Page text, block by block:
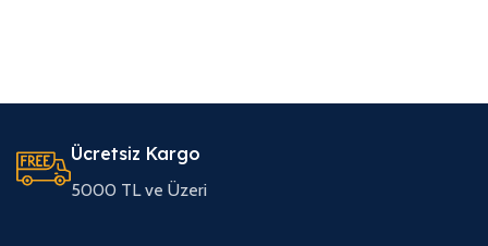
Ücretsiz Kargo
5000 TL ve Üzeri